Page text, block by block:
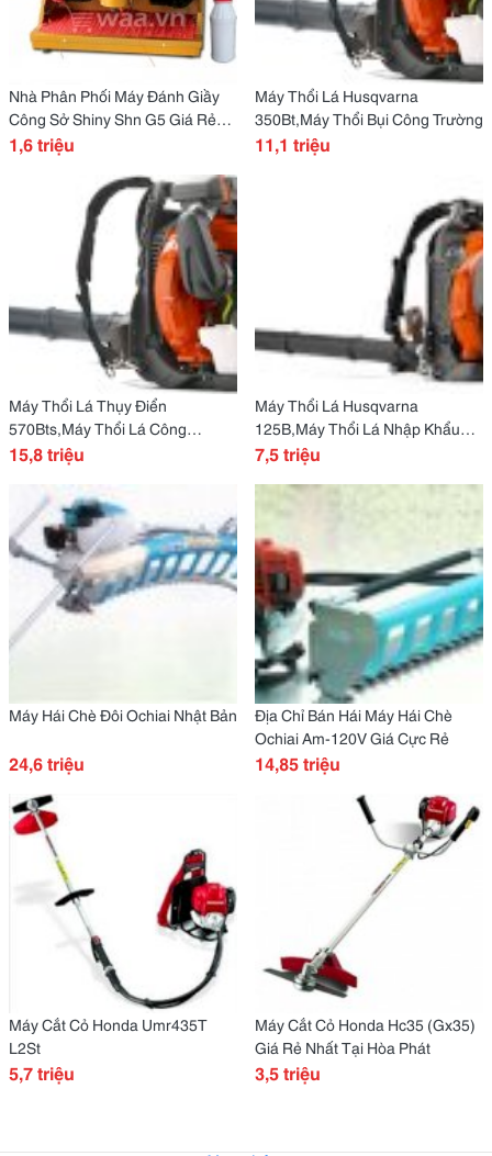
Nhà Phân Phối Máy Đánh Giầy
Công Sở Shiny Shn G5 Giá Rẻ
Nhất Toàn Quốc
1,6 triệu
Máy Thổi Lá Husqvarna
350Bt,Máy Thổi Bụi Công Trường
11,1 triệu
Máy Thổi Lá Thụy Điển
570Bts,Máy Thổi Lá Công
Trường Giá Rẻ
15,8 triệu
Máy Thổi Lá Husqvarna
125B,Máy Thổi Lá Nhập Khẩu
Thụy Điển
7,5 triệu
Máy Hái Chè Đôi Ochiai Nhật Bản
24,6 triệu
Địa Chỉ Bán Hái Máy Hái Chè
Ochiai Am-120V Giá Cực Rẻ
14,85 triệu
Máy Cắt Cỏ Honda Umr435T
L2St
5,7 triệu
Máy Cắt Cỏ Honda Hc35 (Gx35)
Giá Rẻ Nhất Tại Hòa Phát
3,5 triệu